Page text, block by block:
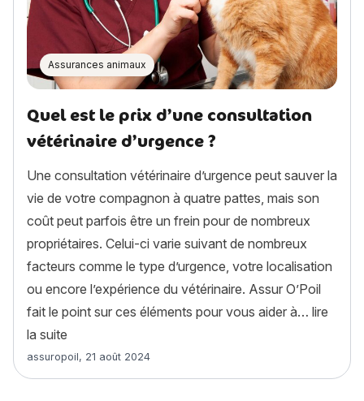
Assurances animaux
Quel est le prix d’une consultation
vétérinaire d’urgence ?
Une consultation vétérinaire d’urgence peut sauver la
vie de votre compagnon à quatre pattes, mais son
coût peut parfois être un frein pour de nombreux
propriétaires. Celui-ci varie suivant de nombreux
facteurs comme le type d’urgence, votre localisation
ou encore l’expérience du vétérinaire. Assur O’Poil
fait le point sur ces éléments pour vous aider à… lire
la suite
Article rédigé par
assuropoil, 21 août 2024